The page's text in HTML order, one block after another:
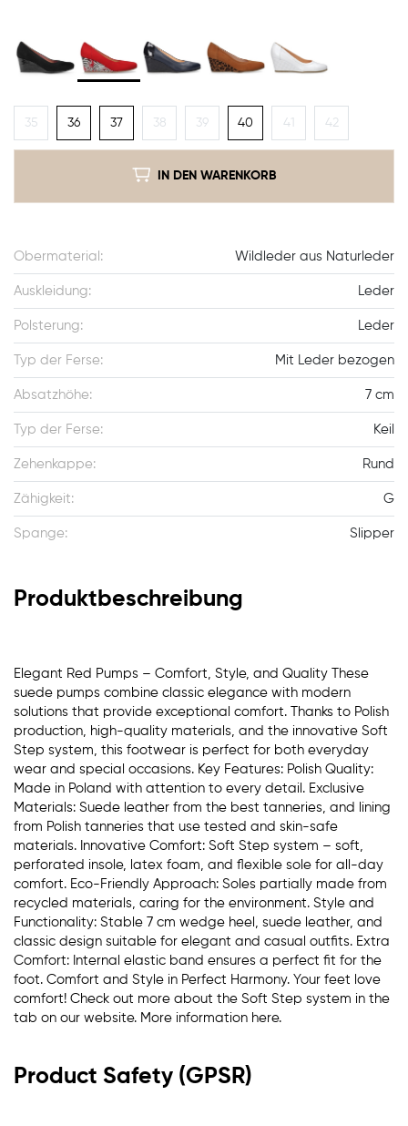
35 36 37 38 39 40 41 42
IN DEN WARENKORB
Obermaterial: Wildleder aus Naturleder
Auskleidung: Leder
Polsterung: Leder
Typ der Ferse: Mit Leder bezogen
Absatzhöhe: 7 cm
Typ der Ferse: Keil
Zehenkappe: Rund
Zähigkeit: G
Spange: Slipper
Produktbeschreibung
Elegant Red Pumps – Comfort, Style, and Quality These
suede pumps combine classic elegance with modern
solutions that provide exceptional comfort. Thanks to Polish
production, high-quality materials, and the innovative Soft
Step system, this footwear is perfect for both everyday
wear and special occasions. Key Features: Polish Quality:
Made in Poland with attention to every detail. Exclusive
Materials: Suede leather from the best tanneries, and lining
from Polish tanneries that use tested and skin-safe
materials. Innovative Comfort: Soft Step system – soft,
perforated insole, latex foam, and flexible sole for all-day
comfort. Eco-Friendly Approach: Soles partially made from
recycled materials, caring for the environment. Style and
Functionality: Stable 7 cm wedge heel, suede leather, and
classic design suitable for elegant and casual outfits. Extra
Comfort: Internal elastic band ensures a perfect fit for the
foot. Comfort and Style in Perfect Harmony. Your feet love
comfort! Check out more about the Soft Step system in the
tab on our website. More information here.
Product Safety (GPSR)